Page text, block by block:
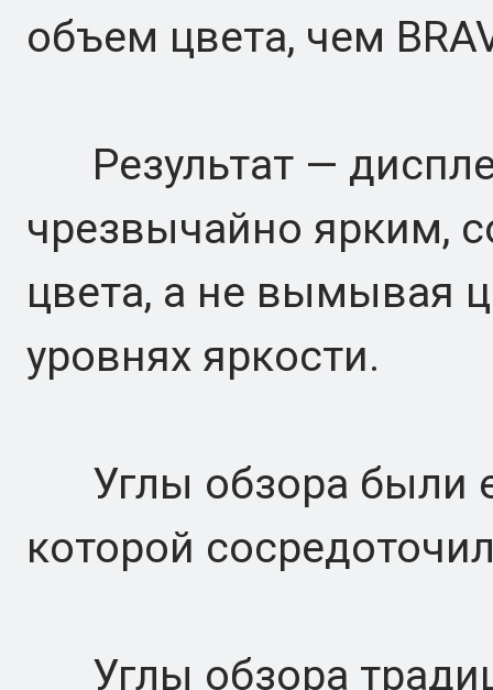
объем цвета, чем
Результат —
чрезвычайно ярким,
цвета, а не вымывая
уровнях яркости.
Углы обзора были
которой
Углы обзора